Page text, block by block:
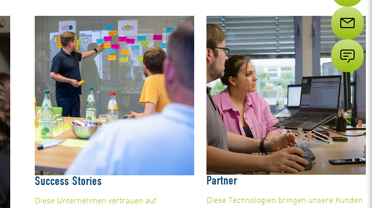
Success Stories
Diese Unternehmen vertrauen auf
Partner
Diese Technologien bringen unsere Kunden